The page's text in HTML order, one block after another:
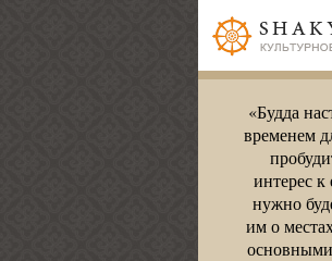
«Будда
временем
интерес к
нужно
им о